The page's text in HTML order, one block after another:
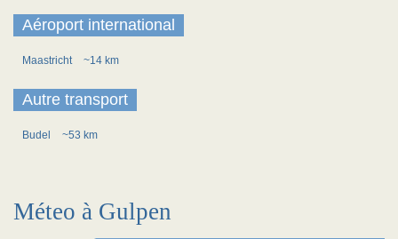
Aéroport international
Maastricht ~14 km
Autre transport
Budel ~53 km
Méteo à Gulpen